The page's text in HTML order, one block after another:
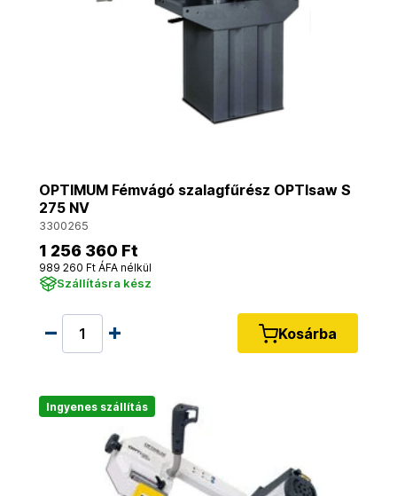
OPTIMUM Fémvágó szalagfűrész OPTIsaw S
275 NV
3300265
1 256 360 Ft
989 260 Ft ÁFA nélkül
Szállításra kész
Kosárba
Ingyenes szállítás